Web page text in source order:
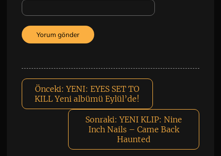
Önceki: YENI: EYES SET TO
KILL Yeni albümü Eylül’de!
Sonraki: YENI KLIP: Nine
Inch Nails – Came Back
Haunted